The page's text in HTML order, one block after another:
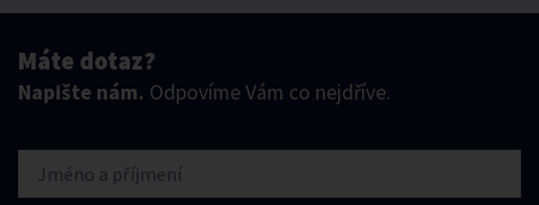
Máte dotaz?
Napište nám. Odpovíme Vám co nejdříve.